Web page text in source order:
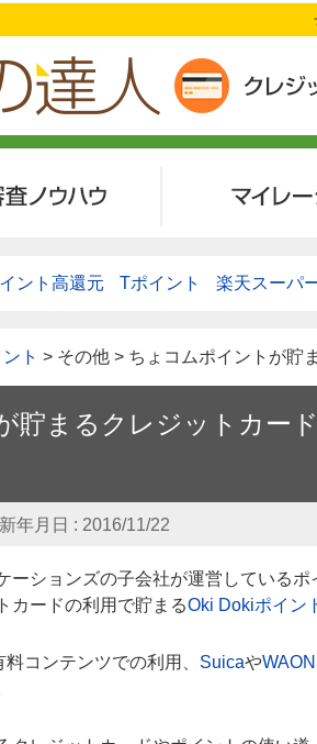
ト > その他 > ちょコムポイントが貯
貯まるクレジットカー
年月日 : 2016/11/22
ーションズの子会社が運営している
カードの利用で貯まるOki Dokiポイン
コンテンツでの利用、 SuicaやWAON
ント高還元 Tポイント 楽天スーパ